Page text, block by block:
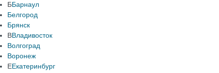
ББарнаул
Белгород
Брянск
ВВладивосток
Волгоград
Воронеж
ЕЕкатеринбург